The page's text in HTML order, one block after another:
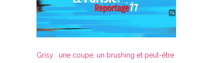
Grisy : une coupe, un brushing et peut-être